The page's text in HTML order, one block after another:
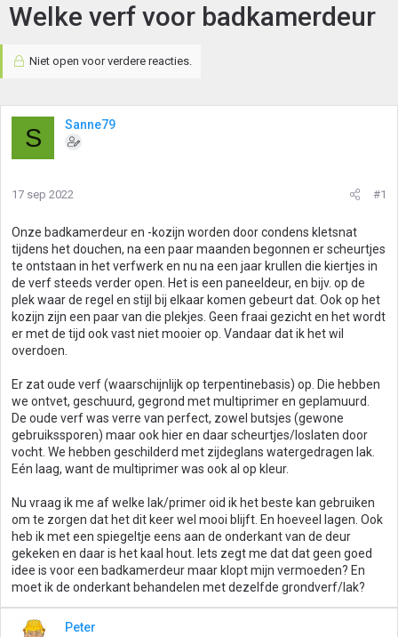
Welke verf voor badkamerdeur
Niet open voor verdere reacties.
S Sanne79
17 sep 2022 #1
Onze badkamerdeur en -kozijn worden door condens kletsnat
tijdens het douchen, na een paar maanden begonnen er scheurtjes
te ontstaan in het verfwerk en nu na een jaar krullen die kiertjes in
de verf steeds verder open. Het is een paneeldeur, en bijv. op de
plek waar de regel en stijl bij elkaar komen gebeurt dat. Ook op het
kozijn zijn een paar van die plekjes. Geen fraai gezicht en het wordt
er met de tijd ook vast niet mooier op. Vandaar dat ik het wil
overdoen.
Er zat oude verf (waarschijnlijk op terpentinebasis) op. Die hebben
we ontvet, geschuurd, gegrond met multiprimer en geplamuurd.
De oude verf was verre van perfect, zowel butsjes (gewone
gebruikssporen) maar ook hier en daar scheurtjes/loslaten door
vocht. We hebben geschilderd met zijdeglans watergedragen lak.
Eén laag, want de multiprimer was ook al op kleur.
Nu vraag ik me af welke lak/primer oid ik het beste kan gebruiken
om te zorgen dat het dit keer wel mooi blijft. En hoeveel lagen. Ook
heb ik met een spiegeltje eens aan de onderkant van de deur
gekeken en daar is het kaal hout. Iets zegt me dat dat geen goed
idee is voor een badkamerdeur maar klopt mijn vermoeden? En
moet ik de onderkant behandelen met dezelfde grondverf/lak?
Peter